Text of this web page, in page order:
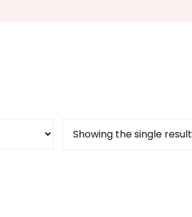
Showing the single result